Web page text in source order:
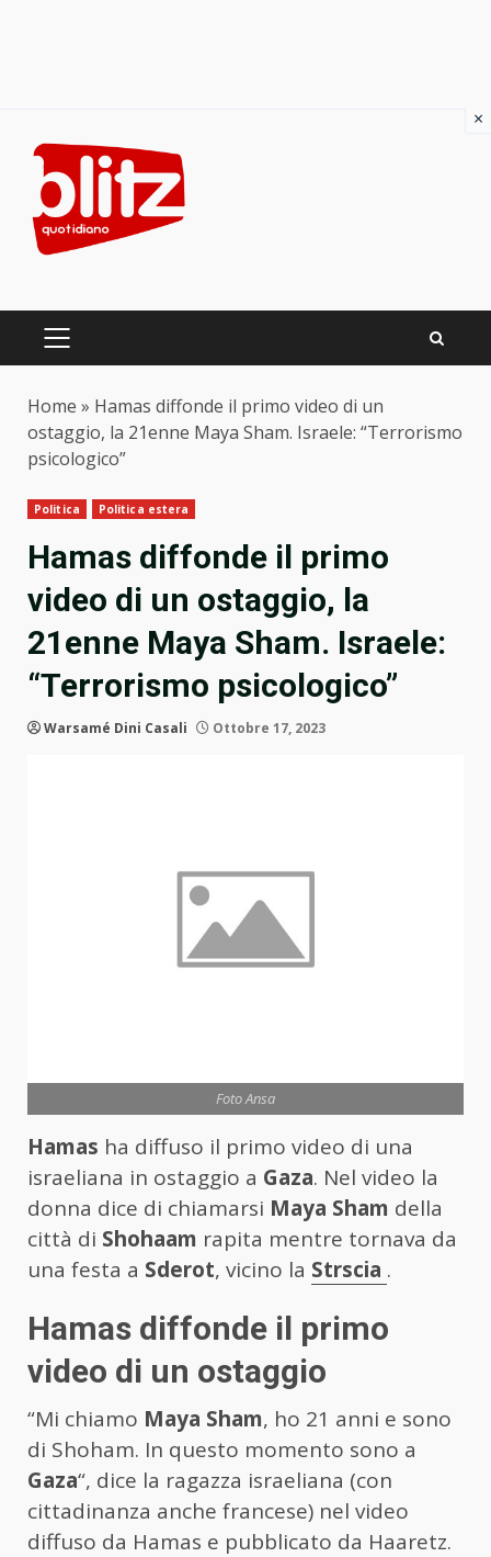
content
PRIMARY
Home » Hamas diffonde il primo video di un
ostaggio, la 21enne Maya Sham. Israele: “Terrorismo
psicologico”
Politica Politica estera
Hamas diffonde il primo
video di un ostaggio, la
21enne Maya Sham. Israele:
“Terrorismo psicologico”
Warsamé Dini Casali Ottobre 17, 2023
Foto Ansa
Hamas ha diffuso il primo video di una
israeliana in ostaggio a Gaza. Nel video la
donna dice di chiamarsi Maya Sham della
città di Shohaam rapita mentre tornava da
una festa a Sderot, vicino la Strscia .
Hamas diffonde il primo
video di un ostaggio
“Mi chiamo Maya Sham, ho 21 anni e sono
di Shoham. In questo momento sono a
Gaza“, dice la ragazza israeliana (con
cittadinanza anche francese) nel video
diffuso da Hamas e pubblicato da Haaretz.
×